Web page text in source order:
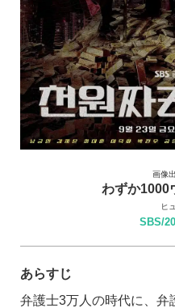
画像
わずか1000
ヒ
SBS/
あらすじ
弁護士3万人の時代に、弁